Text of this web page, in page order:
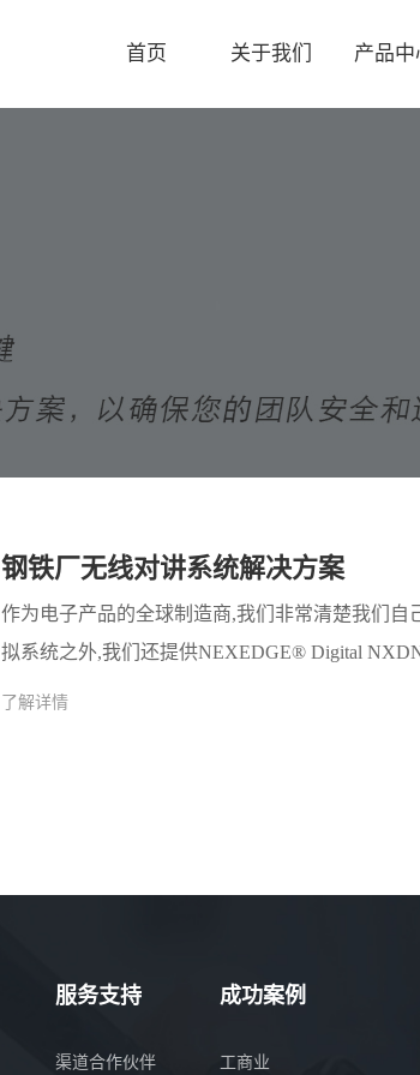
首页 关于我们 产品中
钢铁厂无线对讲系统解决方案
作为电子产品的全球制造商,我们非常清楚我们
拟系统之外,我们还提供NEXEDGE® Digital
了解详情
服务支持
渠道合作伙伴
成功案例
工商业